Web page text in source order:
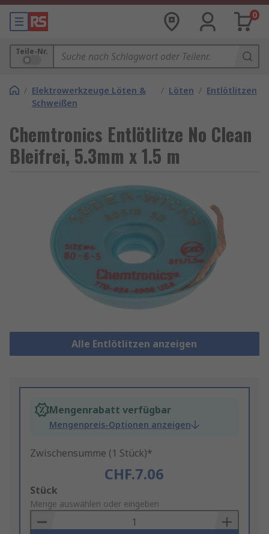
0
Teile-Nr.
/ Elektrowerkzeuge Löten &
Schweißen
/ Löten / Entlötlitzen
Chemtronics Entlötlitze No Clean
Bleifrei, 5.3mm x 1.5 m
Alle Entlötlitzen anzeigen
Mengenrabatt verfügbar
Mengenpreis-Optionen anzeigen
Zwischensumme (1 Stück)*
CHF.7.06
Add
to
Basket
Stück
Menge auswählen oder eingeben